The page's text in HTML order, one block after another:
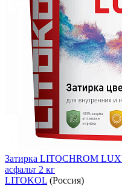
Затирка LITOCHROM
асфальт 2 кг
LITOKOL (Россия)